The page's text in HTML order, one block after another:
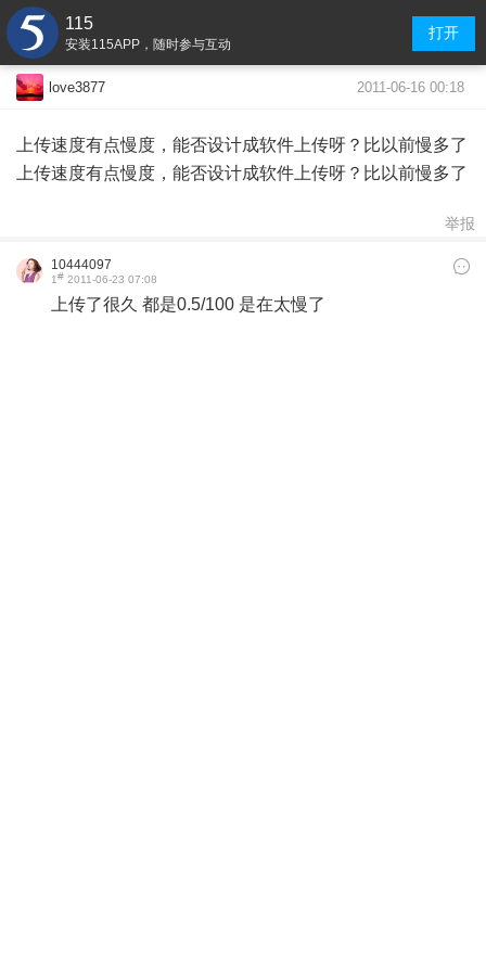
115
安装115APP，随时参与互动
打开
love3877 2011-06-16 00:18
上传速度有点慢度，能否设计成软件上传呀？比以前慢多了
上传速度有点慢度，能否设计成软件上传呀？比以前慢多了
举报
10444097
1# 2011-06-23 07:08
上传了很久 都是0.5/100 是在太慢了